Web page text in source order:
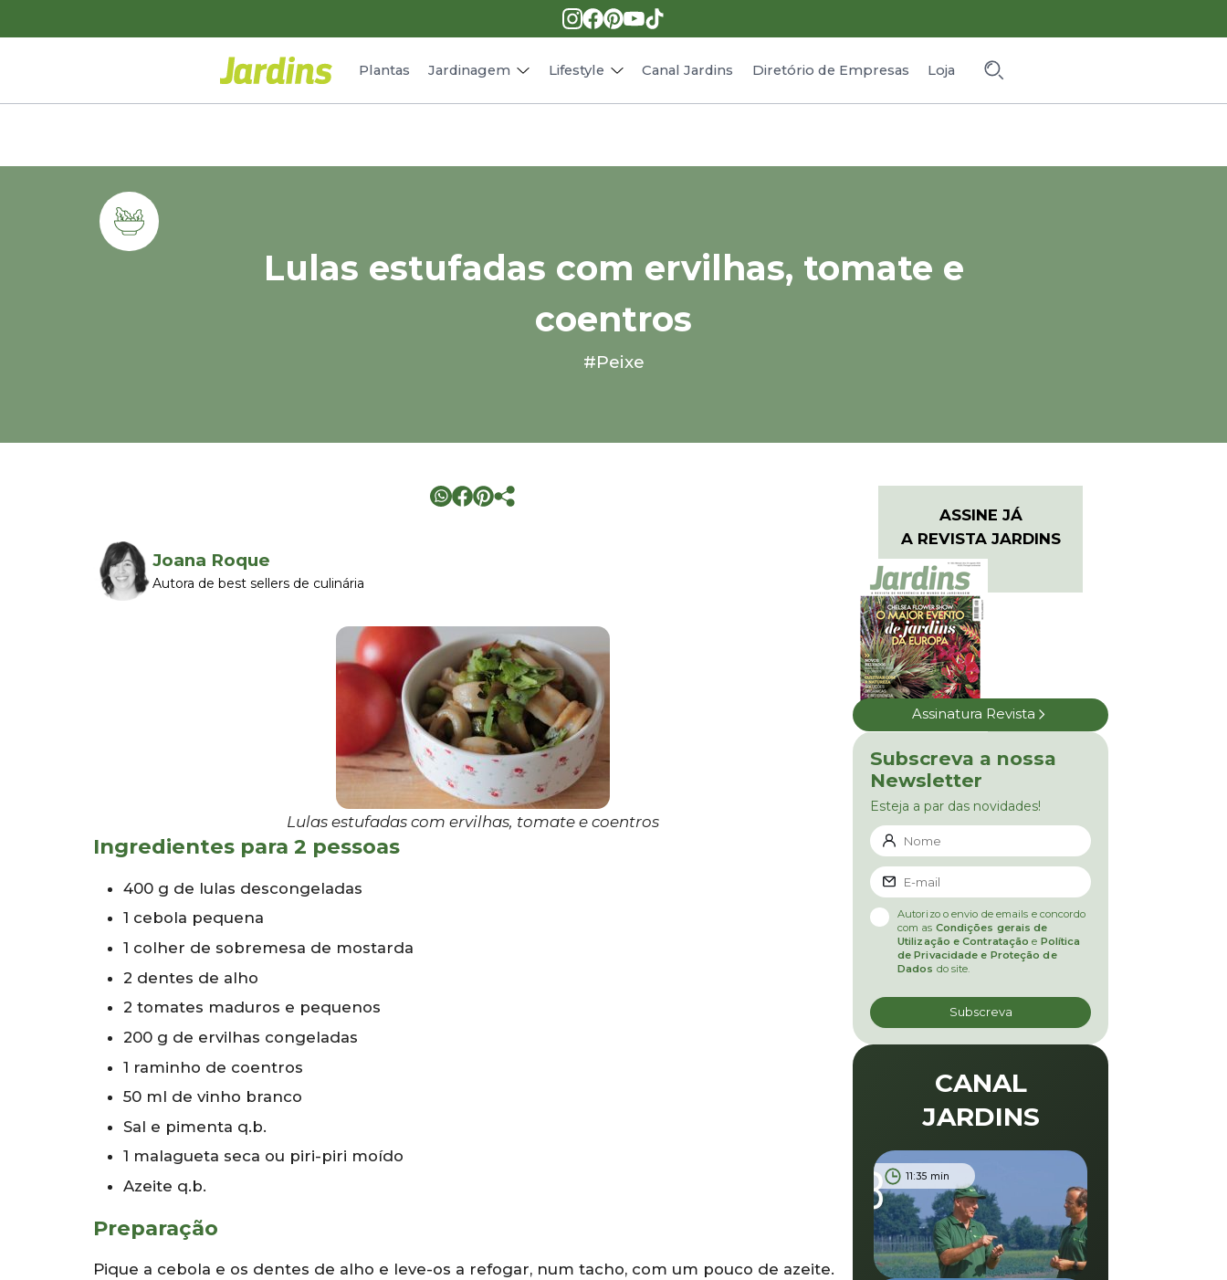
Plantas Jardinagem Lifestyle
Receitas
Canal Jardins Diretório de Empresas Loja
Lulas estufadas com ervilhas, tomate e
coentros
#Peixe
Joana Roque
Autora de best sellers de culinária
Lulas estufadas com ervilhas, tomate e coentros
Ingredientes para 2 pessoas
400 g de lulas descongeladas
1 cebola pequena
1 colher de sobremesa de mostarda
2 dentes de alho
2 tomates maduros e pequenos
200 g de ervilhas congeladas
1 raminho de coentros
50 ml de vinho branco
Sal e pimenta q.b.
1 malagueta seca ou piri-piri moído
Azeite q.b.
Preparação
Pique a cebola e os dentes de alho e leve-os a refogar, num tacho, com um pouco de azeite.
ASSINE JÁ
A REVISTA JARDINS
Assinatura Revista
Subscreva a nossa
Newsletter
Esteja a par das novidades!
Autorizo o envio de emails e concordo
com as Condições gerais de
Utilização e Contratação e Política
de Privacidade e Proteção de
Dados do site.
CANAL
JARDINS
11:35 min